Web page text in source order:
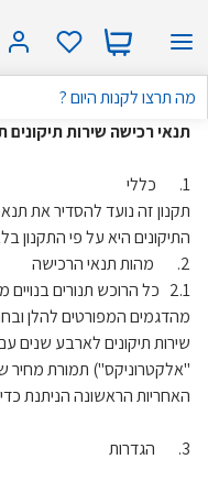
תנאי רכישה שירות תיקונים
1. כללי
תקנון זה נועד להסדיר את
התיקונים היא על פי התקנון
2. מהות תנאי הרכישה
מהדגמים המפורטים להלן
שירות תיקונים לארבע שנים
האחריות הראשונה הניתנת
3. הגדרות